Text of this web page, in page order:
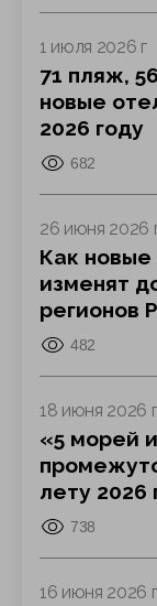
1 июля 2026 г
71 пляж,
новые
2026 году
682
26 июня 2026
Как новые
изменят
регионов
482
18 июня 2026 г
«5 морей
лету 2026
738
16 июня 2026 г